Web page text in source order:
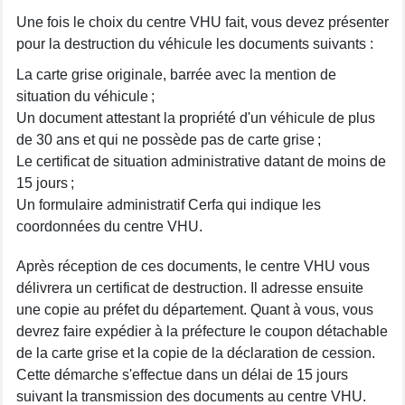
Une fois le choix du centre VHU fait, vous devez présenter
pour la destruction du véhicule les documents suivants :
La carte grise originale, barrée avec la mention de
situation du véhicule ;
Un document attestant la propriété d'un véhicule de plus
de 30 ans et qui ne possède pas de carte grise ;
Le certificat de situation administrative datant de moins de
15 jours ;
Un formulaire administratif Cerfa qui indique les
coordonnées du centre VHU.
Après réception de ces documents, le centre VHU vous
délivrera un certificat de destruction. Il adresse ensuite
une copie au préfet du département. Quant à vous, vous
devrez faire expédier à la préfecture le coupon détachable
de la carte grise et la copie de la déclaration de cession.
Cette démarche s'effectue dans un délai de 15 jours
suivant la transmission des documents au centre VHU.